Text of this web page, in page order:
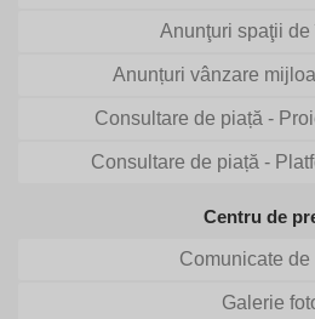
Anunţuri spaţii
Anunțuri vânzare
Consultare de piață -
Consultare de piață -
Centru de
Comunicate de
Galerie